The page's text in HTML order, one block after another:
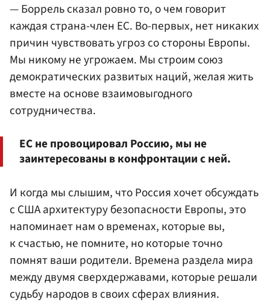
— Боррель сказал ровно то, о чем говорит
каждая страна-член ЕС. Во-первых, нет никаких
причин чувствовать угроз со стороны Европы.
Мы никому не угрожаем. Мы строим союз
демократических развитых наций, желая жить
вместе на основе взаимовыгодного
сотрудничества.
ЕС не провоцировал Россию, мы не
заинтересованы в конфронтации с ней.
И когда мы слышим, что Россия хочет обсуждать
с США архитектуру безопасности Европы, это
напоминает нам о временах, которые вы,
к счастью, не помните, но которые точно
помнят ваши родители. Времена раздела мира
между двумя сверхдержавами, которые решали
судьбу народов в своих сферах влияния.